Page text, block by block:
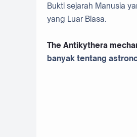
Bukti sejarah Manusia
yang Luar Biasa.
The Antikythera
banyak tentang